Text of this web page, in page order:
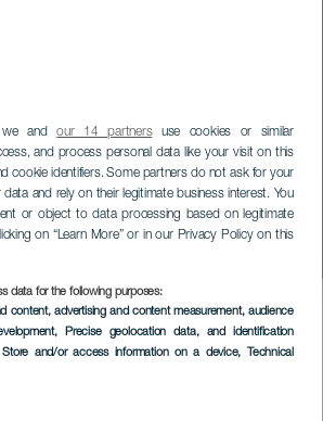
we andour 14 partnersuse cookies or similar
and process personal data like your visit on this
cookie identifiers. Some partners do not ask for your
and rely on their legitimate business interest. You
or object to data processing based on legitimate
on “Learn More” or in our Privacy Policy on this
data for the following purposes:
content, advertising and content measurement, audience
, Precise geolocation data, and identification
and/or access information on a device, Technical
es cultura